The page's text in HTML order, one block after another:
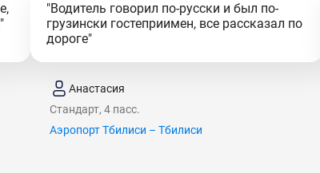
"Водитель говорил по-русски и был по-
грузински гостеприимен, все рассказал по
дороге"
Анастасия
Стандарт, 4 пасс.
Аэропорт Тбилиси – Тбилиси